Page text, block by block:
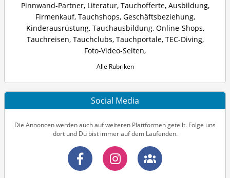
Pinnwand-Partner, Literatur, Tauchofferte, Ausbildung,
Firmenkauf, Tauchshops, Geschäftsbeziehung,
Kinderausrüstung, Tauchausbildung, Online-Shops,
Tauchreisen, Tauchclubs, Tauchportale, TEC-Diving,
Foto-Video-Seiten,
Alle Rubriken
Social Media
Die Annoncen werden auch auf weiteren Plattformen geteilt. Folge uns
dort und Du bist immer auf dem Laufenden.